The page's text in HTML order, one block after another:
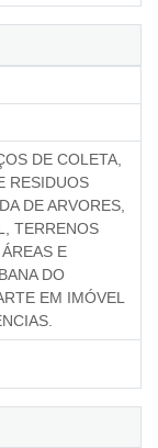
DE COLETA,
RESIDUOS
DE ARVORES,
TERRENOS
E
DO
EM IMÓVEL